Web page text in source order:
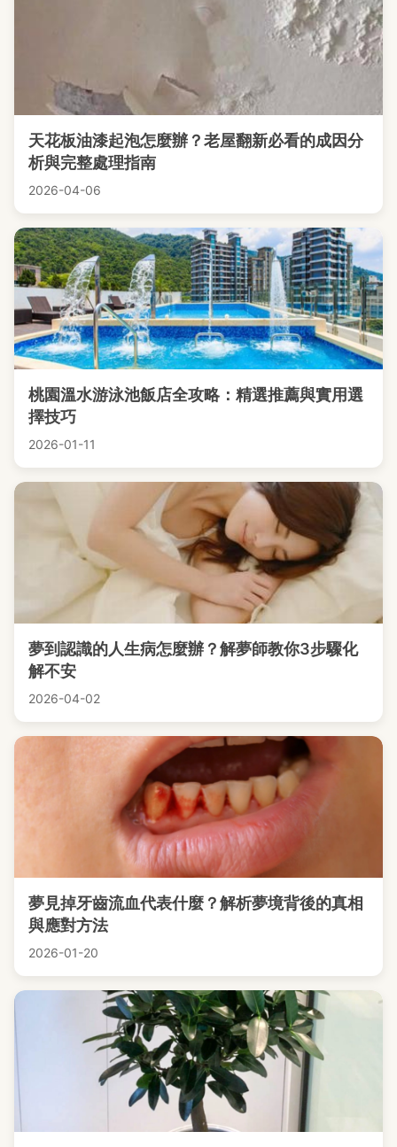
天花板油漆起泡怎麼辦？老屋翻新必看的成因分
析與完整處理指南
2026-04-06
桃園溫水游泳池飯店全攻略：精選推薦與實用選
擇技巧
2026-01-11
夢到認識的人生病怎麼辦？解夢師教你3步驟化
解不安
2026-04-02
夢見掉牙齒流血代表什麼？解析夢境背後的真相
與應對方法
2026-01-20